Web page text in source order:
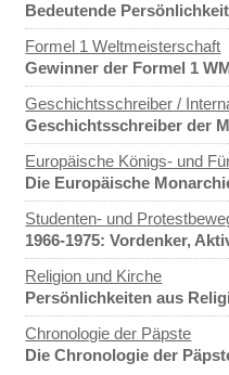
Bedeutende
Formel 1 Weltmeisterschaft
Gewinner der Formel 1
Geschichtsschreiber /
Geschichtsschreiber der
Europäische Königs- und
Die Europäische
Studenten- und
1966-1975: Vordenker,
Religion und Kirche
Persönlichkeiten aus
Chronologie der Päpste
Die Chronologie der